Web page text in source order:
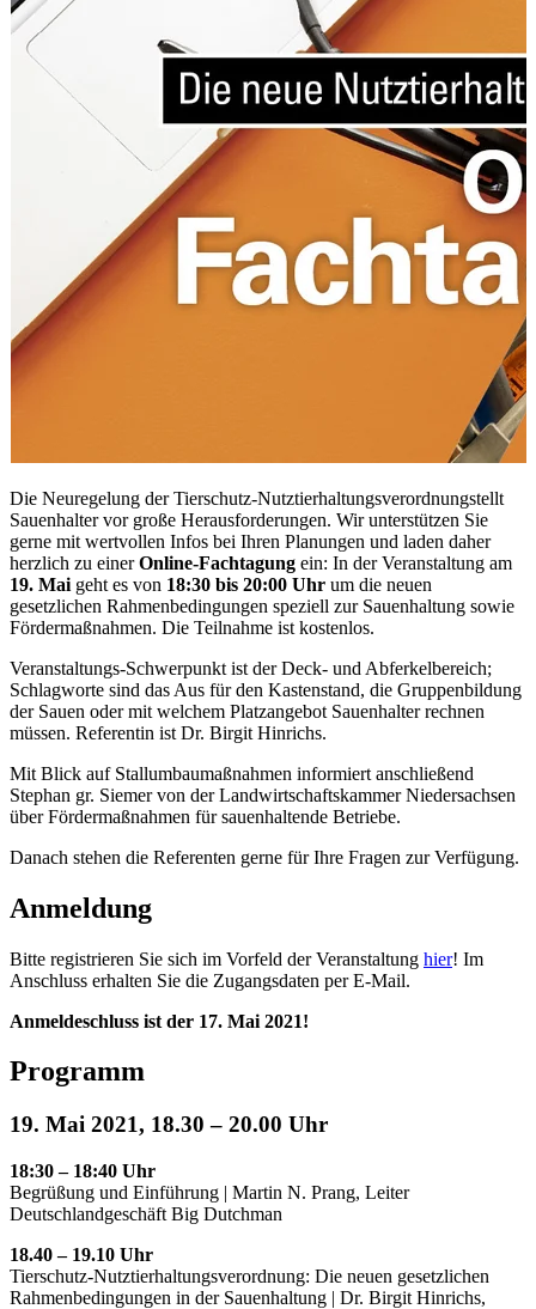
Die Neuregelung der Tierschutz-Nutztierhaltungsverordnungstellt
Sauenhalter vor große Herausforderungen. Wir unterstützen Sie
gerne mit wertvollen Infos bei Ihren Planungen und laden daher
herzlich zu einerOnline-Fachtagung ein: In der Veranstaltung am
19. Mai geht es von 18:30 bis 20:00 Uhr um die neuen
gesetzlichen Rahmenbedingungen speziell zur Sauenhaltung sowie
Fördermaßnahmen. Die Teilnahme ist kostenlos.
Veranstaltungs-Schwerpunkt ist der Deck- und Abferkelbereich;
Schlagworte sind das Aus für den Kastenstand, die Gruppenbildung
der Sauen oder mit welchem Platzangebot Sauenhalter rechnen
müssen. Referentin ist Dr. Birgit Hinrichs.
Mit Blick auf Stallumbaumaßnahmen informiert anschließend
Stephan gr. Siemer von der Landwirtschaftskammer Niedersachsen
über Fördermaßnahmen für sauenhaltende Betriebe.
Danach stehen die Referenten gerne für Ihre Fragen zur Verfügung.
Anmeldung
Bitte registrieren Sie sich im Vorfeld der Veranstaltung hier! Im
Anschluss erhalten Sie die Zugangsdaten per E-Mail.
Anmeldeschluss ist der 17. Mai 2021!
Programm
19. Mai 2021, 18.30 – 20.00 Uhr
18:30 – 18:40 Uhr
Begrüßung und Einführung | Martin N. Prang, Leiter
Deutschlandgeschäft Big Dutchman
18.40 – 19.10 Uhr
Tierschutz-Nutztierhaltungsverordnung: Die neuen gesetzlichen
Rahmenbedingungen in der Sauenhaltung | Dr. Birgit Hinrichs,